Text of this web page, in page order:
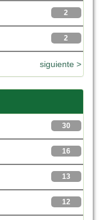
2
2
siguiente >
30
16
13
12